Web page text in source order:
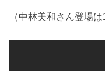
（中林美和さん登場は